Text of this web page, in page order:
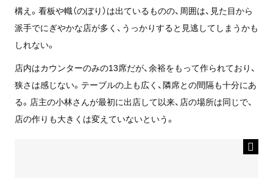
構え。看板や幟（のぼり）は出ているものの、周囲は、見た目から
派手でにぎやかな店が多く、うっかりすると見逃してしまうかも
しれない。
店内はカウンターのみの13席だが、余裕をもって作られており、
狭さは感じない。テーブルの上も広く、隣席との間隔も十分にあ
る。店主の小林さんが最初に出店して以来、店の場所は同じで、
店の作りも大きくは変えていないという。